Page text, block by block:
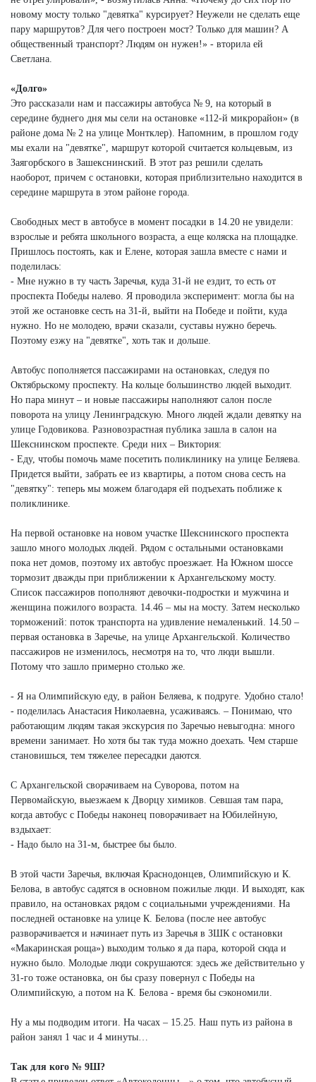
новому мосту только "девятка" курсирует? Неужели не сделать еще
пару маршрутов? Для чего построен мост? Только для машин? А
общественный транспорт? Людям он нужен!» - вторила ей
Светлана.
«Долго»
Это рассказали нам и пассажиры автобуса № 9, на который в
середине буднего дня мы сели на остановке «112-й микрорайон» (в
районе дома № 2 на улице Монтклер). Напомним, в прошлом году
мы ехали на "девятке", маршрут которой считается кольцевым, из
Заягорбского в Зашекснинский. В этот раз решили сделать
наоборот, причем с остановки, которая приблизительно находится в
середине маршрута в этом районе города.
Свободных мест в автобусе в момент посадки в 14.20 не увидели:
взрослые и ребята школьного возраста, а еще коляска на площадке.
Пришлось постоять, как и Елене, которая зашла вместе с нами и
поделилась:
- Мне нужно в ту часть Заречья, куда 31-й не ездит, то есть от
проспекта Победы налево. Я проводила эксперимент: могла бы на
этой же остановке сесть на 31-й, выйти на Победе и пойти, куда
нужно. Но не молодею, врачи сказали, суставы нужно беречь.
Поэтому езжу на "девятке", хоть так и дольше.
Автобус пополняется пассажирами на остановках, следуя по
Октябрьскому проспекту. На кольце большинство людей выходит.
Но пара минут – и новые пассажиры наполняют салон после
поворота на улицу Ленинградскую. Много людей ждали девятку на
улице Годовикова. Разновозрастная публика зашла в салон на
Шекснинском проспекте. Среди них – Виктория:
- Еду, чтобы помочь маме посетить поликлинику на улице Беляева.
Придется выйти, забрать ее из квартиры, а потом снова сесть на
"девятку": теперь мы можем благодаря ей подъехать поближе к
поликлинике.
На первой остановке на новом участке Шекснинского проспекта
зашло много молодых людей. Рядом с остальными остановками
пока нет домов, поэтому их автобус проезжает. На Южном шоссе
тормозит дважды при приближении к Архангельскому мосту.
Список пассажиров пополняют девочки-подростки и мужчина и
женщина пожилого возраста. 14.46 – мы на мосту. Затем несколько
торможений: поток транспорта на удивление немаленький. 14.50 –
первая остановка в Заречье, на улице Архангельской. Количество
пассажиров не изменилось, несмотря на то, что люди вышли.
Потому что зашло примерно столько же.
- Я на Олимпийскую еду, в район Беляева, к подруге. Удобно стало!
- поделилась Анастасия Николаевна, усаживаясь. – Понимаю, что
работающим людям такая экскурсия по Заречью невыгодна: много
времени занимает. Но хотя бы так туда можно доехать. Чем старше
становишься, тем тяжелее пересадки даются.
С Архангельской сворачиваем на Суворова, потом на
Первомайскую, выезжаем к Дворцу химиков. Севшая там пара,
когда автобус с Победы наконец поворачивает на Юбилейную,
вздыхает:
- Надо было на 31-м, быстрее бы было.
В этой части Заречья, включая Краснодонцев, Олимпийскую и К.
Белова, в автобус садятся в основном пожилые люди. И выходят, как
правило, на остановках рядом с социальными учреждениями. На
последней остановке на улице К. Белова (после нее автобус
разворачивается и начинает путь из Заречья в ЗШК с остановки
«Макаринская роща») выходим только я да пара, которой сюда и
нужно было. Молодые люди сокрушаются: здесь же действительно у
31-го тоже остановка, он бы сразу повернул с Победы на
Олимпийскую, а потом на К. Белова - время бы сэкономили.
Ну а мы подводим итоги. На часах – 15.25. Наш путь из района в
район занял 1 час и 4 минуты…
Так для кого № 9Ш?